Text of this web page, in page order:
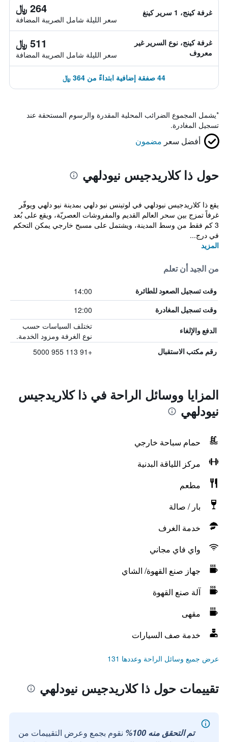
غرفة كينج، 1 سرير كينغ 264 ﷼
سعر الليلة شامل الصريبة المضافة
غرفة كينج، نوع السرير غير
معروف
511 ﷼
سعر الليلة شامل الصريبة المضافة
44 صفقة إضافية ابتداءً من 364 ﷼
*يشمل المجموع الضرائب المحلية المقدرة والرسوم المستحقة عند
تسجيل المغادرة.
أفضل سعر مضمون
حول ذا كلاريدجيس نيودلهي
يقع ذا كلاريدجيس نيودلهي في لوتينس نيو دلهي بمدينة نيو دلهي ويوفّر
غرفاً تمزج بين سحر العالم القديم والمفروشات العصريّة، ويقع على بُعد
3 كم فقط من وسط المدينة، ويشتمل على مسبح خارجي يمكن التحكم
في درج...
المزيد
من الجيد أن تعلم
وقت تسجيل الصعود للطائرة 14:00
وقت تسجيل المغادرة 12:00
الدفع والإلغاء
تختلف السياسات حسب
نوع الغرفة ومزود الخدمة.
رقم مكتب الاستقبال +91 113 955 5000
المزايا ووسائل الراحة في ذا كلاريدجيس
نيودلهي
حمام سباحة خارجي
مركز اللياقة البدنية
مطعم
بار / صالة
خدمة الغرف
واي فاي مجاني
جهاز صنع القهوة/ الشاي
آلة صنع القهوة
مقهى
خدمة صف السيارات
عرض جميع وسائل الراحة وعددها 131
تقييمات حول ذا كلاريدجيس نيودلهي
تم التحقق منه 100%
نقوم بجمع وعرض التقييمات من